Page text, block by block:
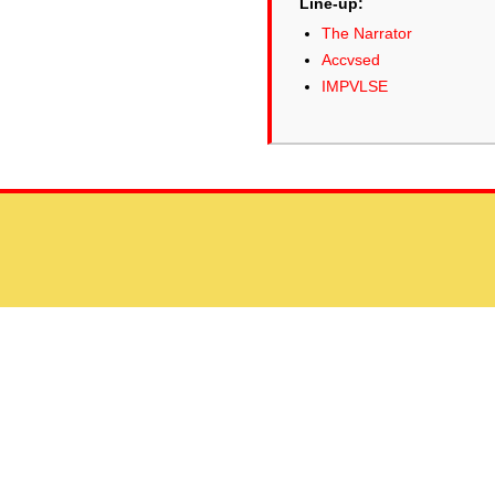
The Narrator
Accvsed
IMPVLSE